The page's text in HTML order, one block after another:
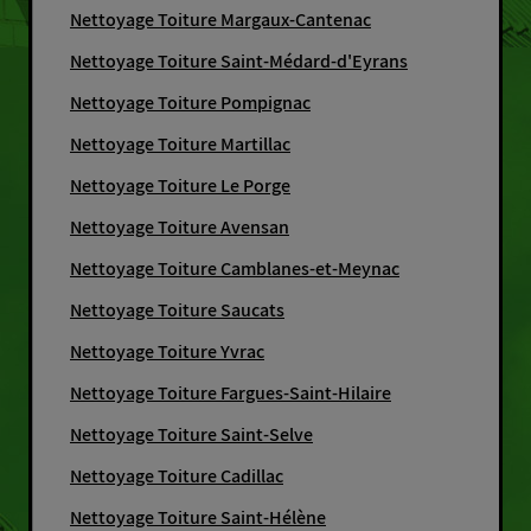
Nettoyage Toiture Margaux-Cantenac
Nettoyage Toiture Saint-Médard-d'Eyrans
Nettoyage Toiture Pompignac
Nettoyage Toiture Martillac
Nettoyage Toiture Le Porge
Nettoyage Toiture Avensan
Nettoyage Toiture Camblanes-et-Meynac
Nettoyage Toiture Saucats
Nettoyage Toiture Yvrac
Nettoyage Toiture Fargues-Saint-Hilaire
Nettoyage Toiture Saint-Selve
Nettoyage Toiture Cadillac
Nettoyage Toiture Saint-Hélène